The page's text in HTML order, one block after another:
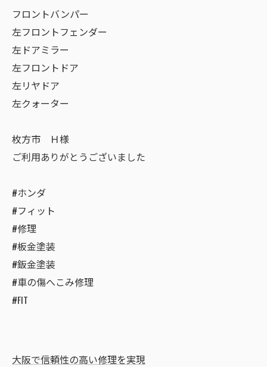
フロントバンパー
左フロントフェンダー
左ドアミラー
左フロントドア
左リヤドア
左クォーター
枚方市 Ｈ様
ご利用ありがとうございました
#ホンダ
#フィット
#修理
#板金塗装
#鈑金塗装
#車の傷へこみ修理
#FIT
大阪で信頼性の高い修理を実現